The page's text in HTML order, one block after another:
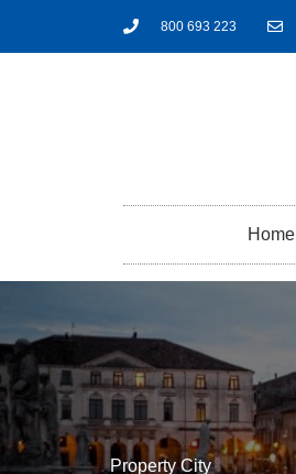
800 693 223
Home
Property City